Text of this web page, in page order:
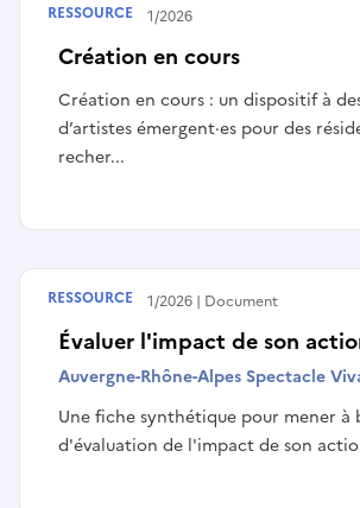
Création en cours
Création en cours : un dispositif à
d’artistes émergent·es pour des
recher...
Publié le16/01/2026
RESSOURCE
Évaluer l'impact de son
Auvergne-Rhône-Alpes Spectacle
Une fiche synthétique pour mener à
d'évaluation de l'impact de son
Publié le14/01/2026 Document
RESSOURCE